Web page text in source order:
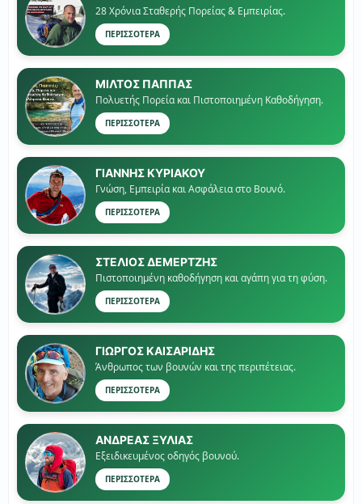
28 Χρόνια Σταθερής Πορείας & Εμπειρίας.
ΠΕΡΙΣΣΟΤΕΡΑ
ΜΙΛΤΟΣ ΠΑΠΠΑΣ
Πολυετής Πορεία και Πιστοποιημένη Καθοδήγηση.
ΠΕΡΙΣΣΟΤΕΡΑ
ΓΙΑΝΝΗΣ ΚΥΡΙΑΚΟΥ
Γνώση, Εμπειρία και Ασφάλεια στο Βουνό.
ΠΕΡΙΣΣΟΤΕΡΑ
ΣΤΕΛΙΟΣ ΔΕΜΕΡΤΖΗΣ
Πιστοποιημένη καθοδήγηση και αγάπη για τη φύση.
ΠΕΡΙΣΣΟΤΕΡΑ
ΓΙΏΡΓΟΣ ΚΑΙΣΑΡΙΔΗΣ
Άνθρωπος των βουνών και της περιπέτειας.
ΠΕΡΙΣΣΟΤΕΡΑ
ΑΝΔΡΕΑΣ ΞΥΛΙΑΣ
Εξειδικευμένος οδηγός βουνού.
ΠΕΡΙΣΣΟΤΕΡΑ